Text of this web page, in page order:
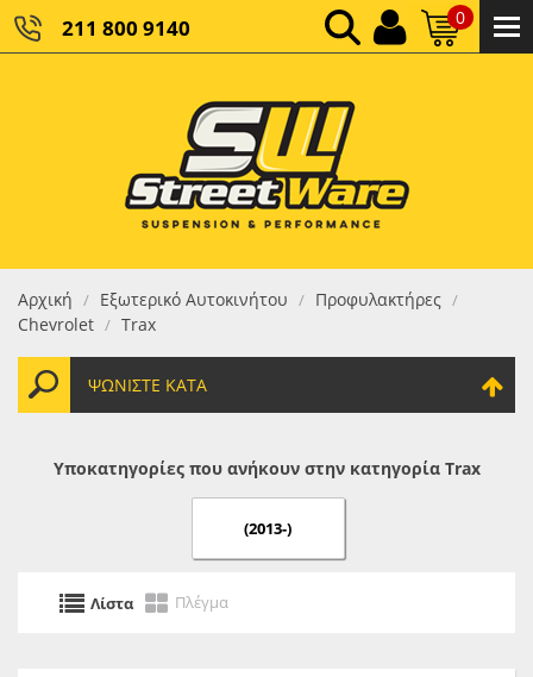
211 800 9140 0
ΚΑΘΑΡΌ ΣΎΝΟΛΟ:
ΤΕΛΙΚΌ ΣΎΝΟΛΟ:0,00 €
Αρχική / Εξωτερικό Αυτοκινήτου / Προφυλακτήρες /
Chevrolet / Trax
ΨΩΝΊΣΤΕ ΚΑΤΆ
Υποκατηγορίες που ανήκουν στην κατηγορία Trax
(2013-)
Λίστα Πλέγμα